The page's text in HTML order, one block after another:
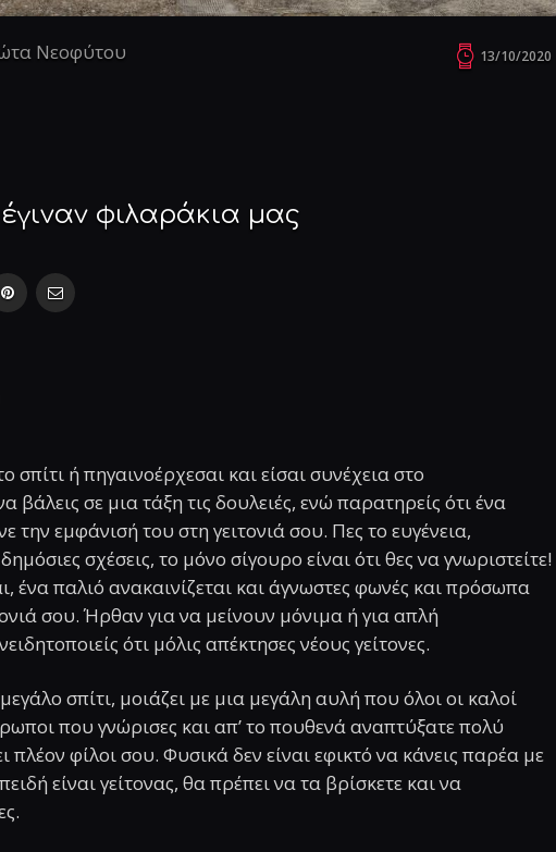
Νεοφύτου 13/10/2020
φιλαράκια μας
σπίτι ή πηγαινοέρχεσαι και είσαι συνέχεια στο
σε μια τάξη τις δουλειές, ενώ παρατηρείς ότι ένα
την εμφάνισή του στη γειτονιά σου. Πες το ευγένεια,
σχέσεις, το μόνο σίγουρο είναι ότι θες να γνωριστείτε!
ένα παλιό ανακαινίζεται και άγνωστες φωνές και πρόσωπα
σου. Ήρθαν για να μείνουν μόνιμα ή για απλή
ότι μόλις απέκτησες νέους γείτονες.
σπίτι, μοιάζει με μια μεγάλη αυλή που όλοι οι καλοί
που γνώρισες και απ’ το πουθενά αναπτύξατε πολύ
πλέον φίλοι σου. Φυσικά δεν είναι εφικτό να κάνεις παρέα με
είναι γείτονας, θα πρέπει να τα βρίσκετε και να